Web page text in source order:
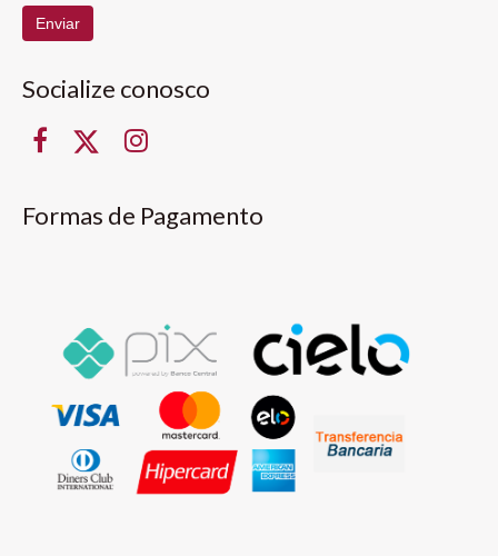
Enviar
Socialize conosco
Formas de Pagamento